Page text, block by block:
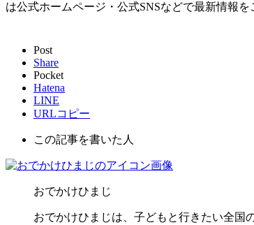
は公式ホームページ・公式SNSなどで最新情報を
Post
Share
Pocket
Hatena
LINE
URLコピー
この記事を書いた人
おでかけひまじ
おでかけひまじは、子どもと行きたい全国